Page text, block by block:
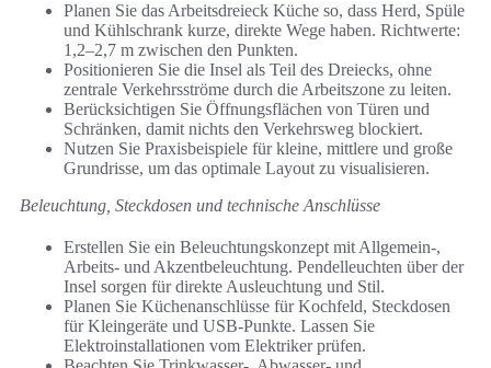
Planen Sie das Arbeitsdreieck Küche so, dass Herd, Spüle
und Kühlschrank kurze, direkte Wege haben. Richtwerte:
1,2–2,7 m zwischen den Punkten.
Positionieren Sie die Insel als Teil des Dreiecks, ohne
zentrale Verkehrsströme durch die Arbeitszone zu leiten.
Berücksichtigen Sie Öffnungsflächen von Türen und
Schränken, damit nichts den Verkehrsweg blockiert.
Nutzen Sie Praxisbeispiele für kleine, mittlere und große
Grundrisse, um das optimale Layout zu visualisieren.
Beleuchtung, Steckdosen und technische Anschlüsse
Erstellen Sie ein Beleuchtungskonzept mit Allgemein-,
Arbeits- und Akzentbeleuchtung. Pendelleuchten über der
Insel sorgen für direkte Ausleuchtung und Stil.
Planen Sie Küchenanschlüsse für Kochfeld, Steckdosen
für Kleingeräte und USB‑Punkte. Lassen Sie
Elektroinstallationen vom Elektriker prüfen.